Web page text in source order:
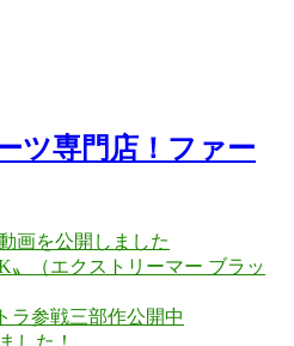
ツ専門店！ファー
画を公開しました
〟（エクストリーマー ブラッ
ラ参戦三部作公開中
した！